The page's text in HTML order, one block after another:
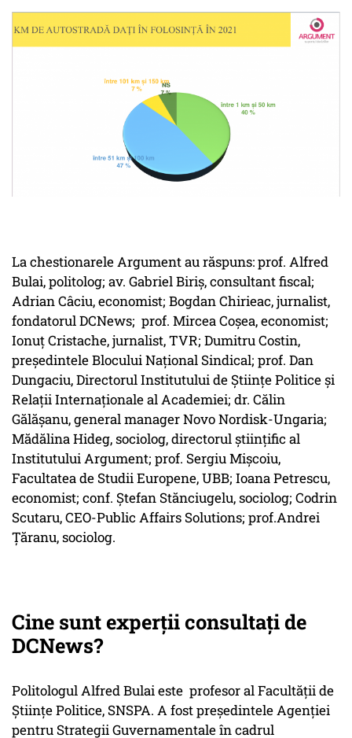
La chestionarele Argument au răspuns: prof. Alfred
Bulai, politolog; av. Gabriel Biriș, consultant fiscal;
Adrian Câciu, economist; Bogdan Chirieac, jurnalist,
fondatorul DCNews; prof. Mircea Coșea, economist;
Ionuț Cristache, jurnalist, TVR; Dumitru Costin,
președintele Blocului Național Sindical; prof. Dan
Dungaciu, Directorul Institutului de Științe Politice și
Relaţii Internaționale al Academiei; dr. Călin
Gălășanu, general manager Novo Nordisk-Ungaria;
Mădălina Hideg, sociolog, directorul științific al
Institutului Argument; prof. Sergiu Mișcoiu,
Facultatea de Studii Europene, UBB; Ioana Petrescu,
economist; conf. Ștefan Stănciugelu, sociolog; Codrin
Scutaru, CEO-Public Affairs Solutions; prof.Andrei
Țăranu, sociolog.
Cine sunt experții consultați de
DCNews?
Politologul Alfred Bulai este profesor al Facultății de
Științe Politice, SNSPA. A fost președintele Agenţiei
pentru Strategii Guvernamentale în cadrul